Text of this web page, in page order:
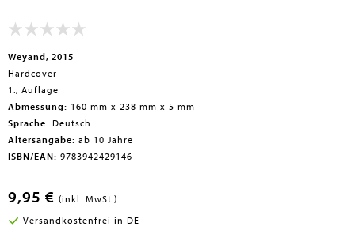
Weyand, 2015
Hardcover
1., Auflage
Abmessung: 160 mm x 238 mm x 5 mm
Sprache: Deutsch
Altersangabe: ab 10 Jahre
ISBN/EAN: 9783942429146
9,95 € (inkl. MwSt.)
Versandkostenfrei in DE